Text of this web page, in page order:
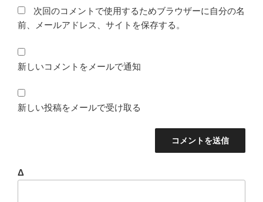
次回のコメントで使用するためブラウザーに自分の名
前、メールアドレス、サイトを保存する。
新しいコメントをメールで通知
新しい投稿をメールで受け取る
Δ